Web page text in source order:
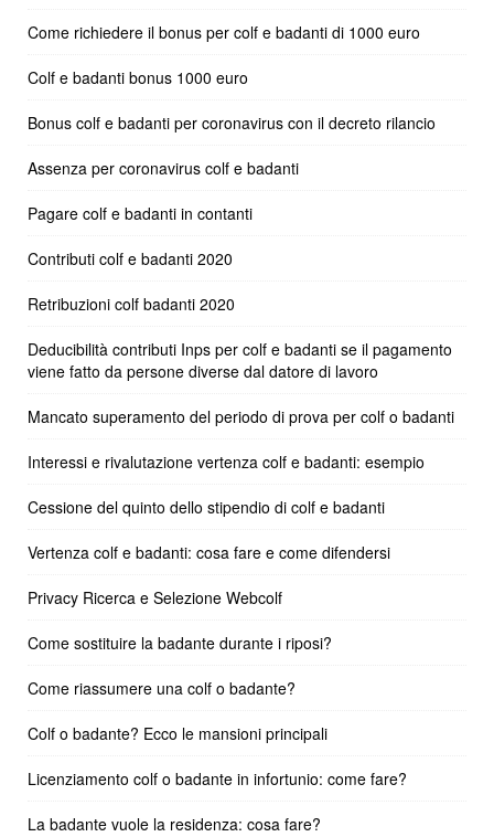
Come richiedere il bonus per colf e badanti di 1000 euro
Colf e badanti bonus 1000 euro
Bonus colf e badanti per coronavirus con il decreto rilancio
Assenza per coronavirus colf e badanti
Pagare colf e badanti in contanti
Contributi colf e badanti 2020
Retribuzioni colf badanti 2020
Deducibilità contributi Inps per colf e badanti se il pagamento
viene fatto da persone diverse dal datore di lavoro
Mancato superamento del periodo di prova per colf o badanti
Interessi e rivalutazione vertenza colf e badanti: esempio
Cessione del quinto dello stipendio di colf e badanti
Vertenza colf e badanti: cosa fare e come difendersi
Privacy Ricerca e Selezione Webcolf
Come sostituire la badante durante i riposi?
Come riassumere una colf o badante?
Colf o badante? Ecco le mansioni principali
Licenziamento colf o badante in infortunio: come fare?
La badante vuole la residenza: cosa fare?